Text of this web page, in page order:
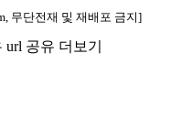
무단전재 및 재배포 금지]
url 공유 더보기